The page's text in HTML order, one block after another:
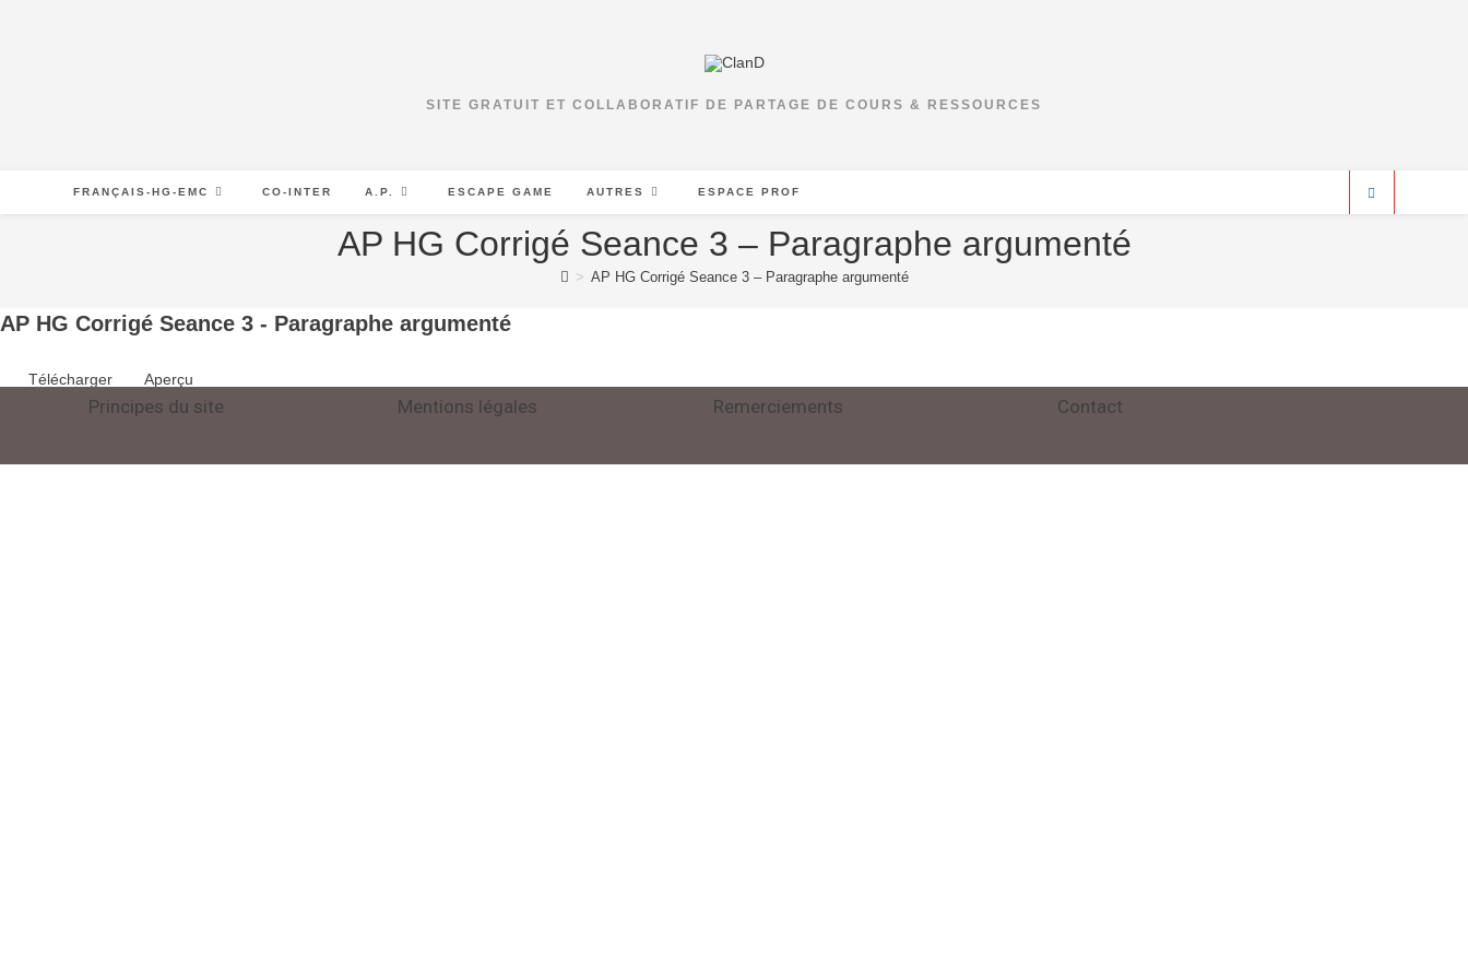
SITE GRATUIT ET COLLABORATIF DE PARTAGE DE COURS & RESSOURCES
FRANÇAIS-HG-EMC CO-INTER A.P. ESCAPE GAME AUTRES ESPACE PROF
AP HG Corrigé Seance 3 – Paragraphe argumenté
> AP HG Corrigé Seance 3 – Paragraphe argumenté
AP HG Corrigé Seance 3 - Paragraphe argumenté
Télécharger Aperçu
Principes du site Mentions légales Remerciements Contact